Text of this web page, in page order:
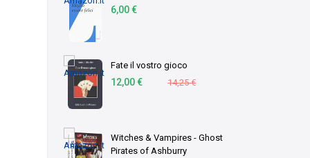
6,00 €
Fate il vostro gioco
12,00 € 14,25 €
Witches & Vampires - Ghost
Pirates of Ashburry